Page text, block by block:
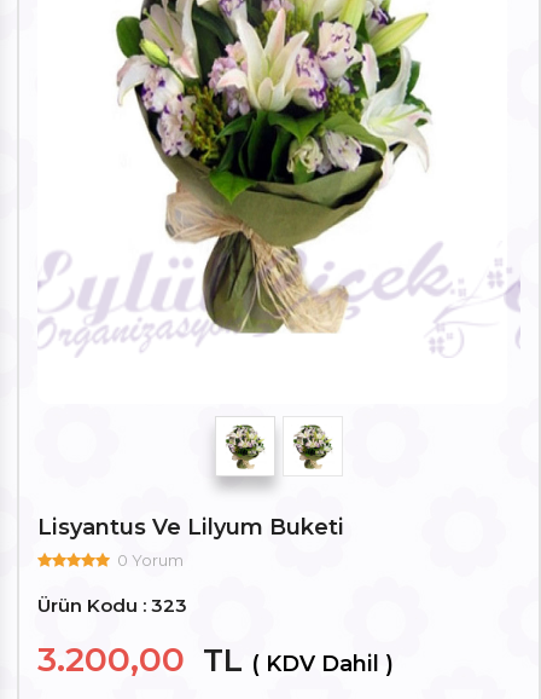
Lisyantus Ve Lilyum Buketi
0 Yorum
Ürün Kodu : 323
3.200,00 TL ( KDV Dahil )